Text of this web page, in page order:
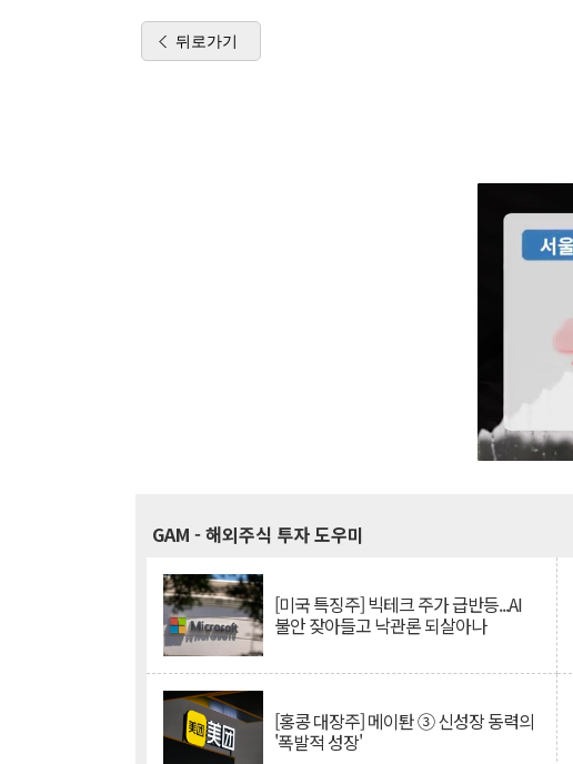
뒤로가기
GAM - 해외주식 투자 도우미
[미국 특징주] 빅테크 주가 급반등...AI
불안 잦아들고 낙관론 되살아나
[홍콩 대장주] 메이퇀 ③ 신성장 동력의
'폭발적 성장'